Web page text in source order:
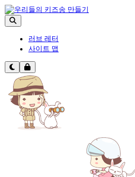
러브 레터
사이트 맵